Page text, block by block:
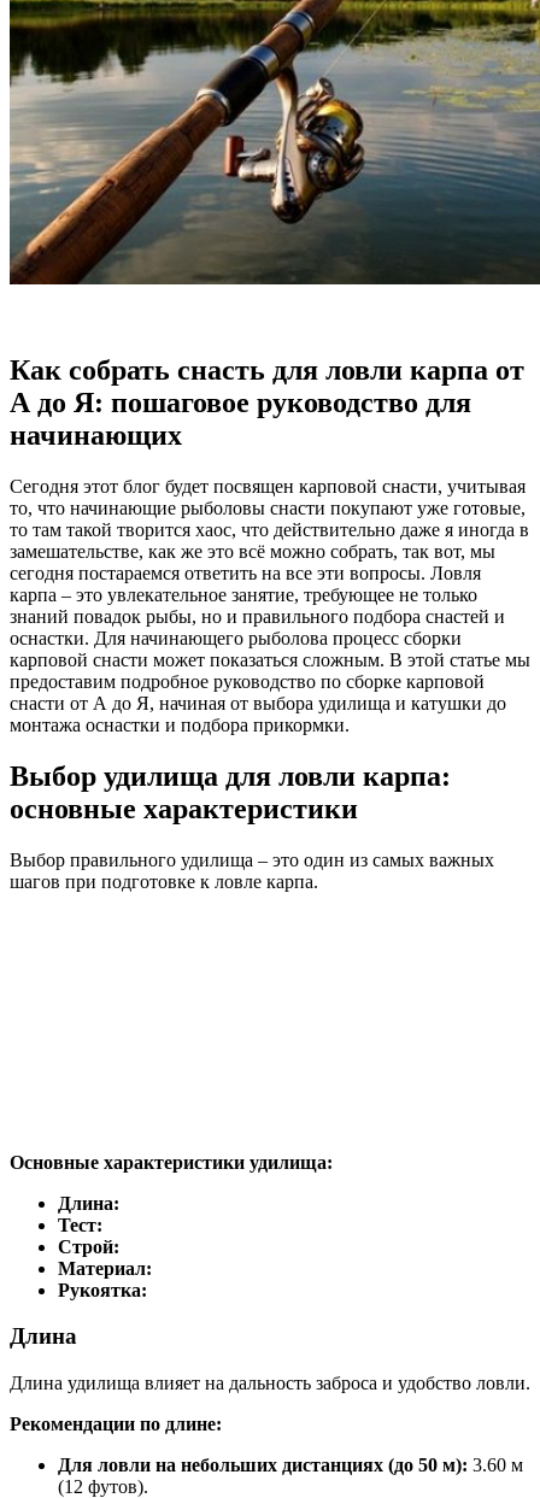
Как собрать снасть для ловли карпа от
А до Я: пошаговое руководство для
начинающих
Сегодня этот блог будет посвящен карповой снасти, учитывая
то, что начинающие рыболовы снасти покупают уже готовые,
то там такой творится хаос, что действительно даже я иногда в
замешательстве, как же это всё можно собрать, так вот, мы
сегодня постараемся ответить на все эти вопросы. Ловля
карпа – это увлекательное занятие, требующее не только
знаний повадок рыбы, но и правильного подбора снастей и
оснастки. Для начинающего рыболова процесс сборки
карповой снасти может показаться сложным. В этой статье мы
предоставим подробное руководство по сборке карповой
снасти от А до Я, начиная от выбора удилища и катушки до
монтажа оснастки и подбора прикормки.
Выбор удилища для ловли карпа:
основные характеристики
Выбор правильного удилища – это один из самых важных
шагов при подготовке к ловле карпа.
Основные характеристики удилища:
Длина:
Тест:
Строй:
Материал:
Рукоятка:
Длина
Длина удилища влияет на дальность заброса и удобство ловли.
Рекомендации по длине:
Для ловли на небольших дистанциях (до 50 м): 3.60 м
(12 футов).